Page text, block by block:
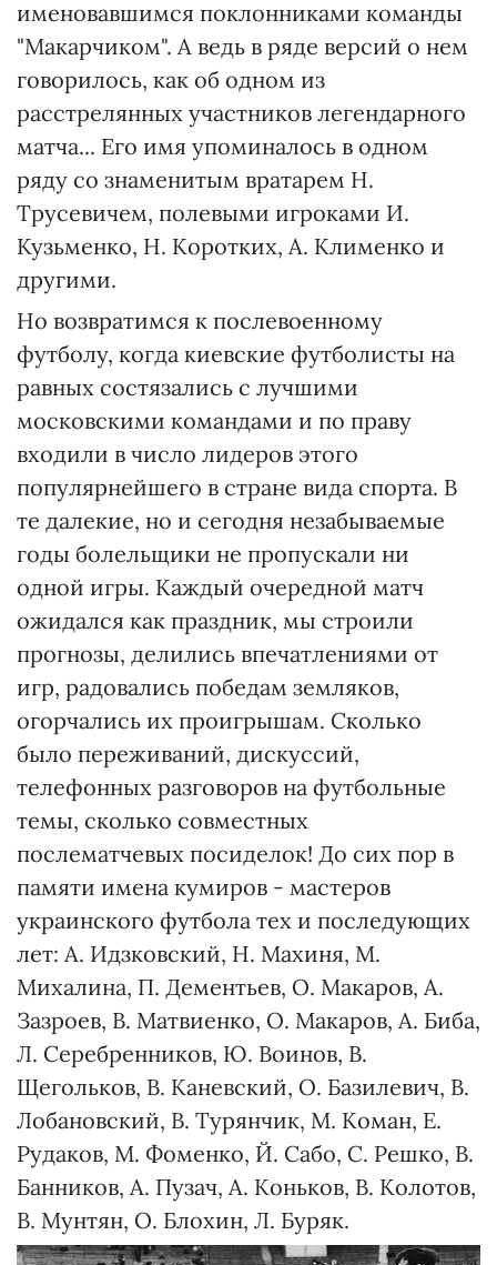
именовавшимся поклонниками команды
"Макарчиком". А ведь в ряде версий о нем
говорилось, как об одном из
расстрелянных участников легендарного
матча... Его имя упоминалось в одном
ряду со знаменитым вратарем Н.
Трусевичем, полевыми игроками И.
Кузьменко, Н. Коротких, А. Клименко и
другими.
Но возвратимся к послевоенному
футболу, когда киевские футболисты на
равных состязались с лучшими
московскими командами и по праву
входили в число лидеров этого
популярнейшего в стране вида спорта. В
те далекие, но и сегодня незабываемые
годы болельщики не пропускали ни
одной игры. Каждый очередной матч
ожидался как праздник, мы строили
прогнозы, делились впечатлениями от
игр, радовались победам земляков,
огорчались их проигрышам. Сколько
было переживаний, дискуссий,
телефонных разговоров на футбольные
темы, сколько совместных
послематчевых посиделок! До сих пор в
памяти имена кумиров - мастеров
украинского футбола тех и последующих
лет: А. Идзковский, Н. Махиня, М.
Михалина, П. Дементьев, О. Макаров, А.
Зазроев, В. Матвиенко, О. Макаров, А. Биба,
Л. Серебренников, Ю. Воинов, В.
Щегольков, В. Каневский, О. Базилевич, В.
Лобановский, В. Турянчик, М. Коман, Е.
Рудаков, М. Фоменко, Й. Сабо, С. Решко, В.
Банников, А. Пузач, А. Коньков, В. Колотов,
В. Мунтян, О. Блохин, Л. Буряк.